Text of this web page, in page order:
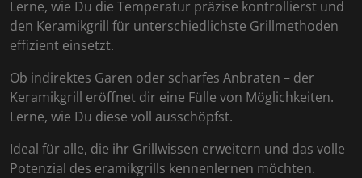
Lerne, wie Du die Temperatur präzise kontrollierst und
den Keramikgrill für unterschiedlichste Grillmethoden
effizient einsetzt.
Ob indirektes Garen oder scharfes Anbraten – der
Keramikgrill eröffnet dir eine Fülle von Möglichkeiten.
Lerne, wie Du diese voll ausschöpfst.
Ideal für alle, die ihr Grillwissen erweitern und das volle
Potenzial des eramikgrills kennenlernen möchten.